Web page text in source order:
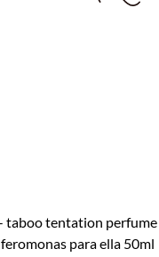
VISTA
feromonas para ella 50ml